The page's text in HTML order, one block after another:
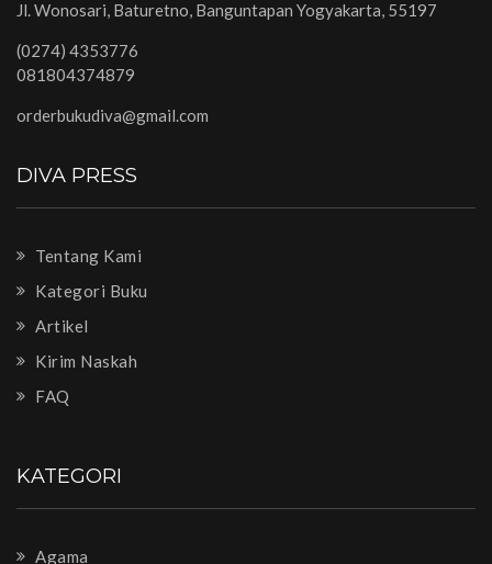
Jl. Wonosari, Baturetno, Banguntapan Yogyakarta, 55197
(0274) 4353776
081804374879
orderbukudiva@gmail.com
DIVA PRESS
Tentang Kami
Kategori Buku
Artikel
Kirim Naskah
FAQ
KATEGORI
Agama